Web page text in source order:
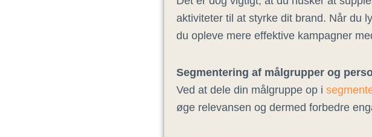
aktiviteter til at styrke dit brand. Når du
du opleve mere effektive kampagner
Segmentering af målgrupper og
Ved at dele din målgruppe op i
øge relevansen og dermed forbedre